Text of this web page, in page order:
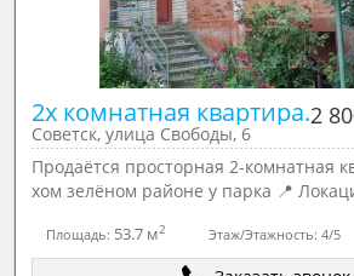
2х комнатная квартира.2
Советск, улица Свободы, 6
Продаётся просторная 2-комнатная
хом зелёном районе у парка 📍
Площадь: 53.7 м2 Этаж/Этажность:4/5